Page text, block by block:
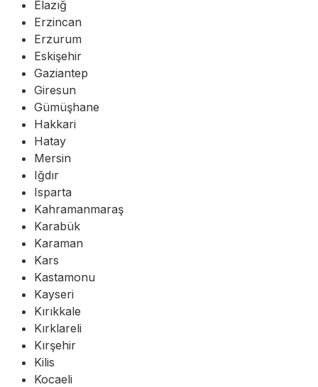
Elazığ
Erzincan
Erzurum
Eskişehir
Gaziantep
Giresun
Gümüşhane
Hakkari
Hatay
Mersin
Iğdır
Isparta
Kahramanmaraş
Karabük
Karaman
Kars
Kastamonu
Kayseri
Kırıkkale
Kırklareli
Kırşehir
Kilis
Kocaeli